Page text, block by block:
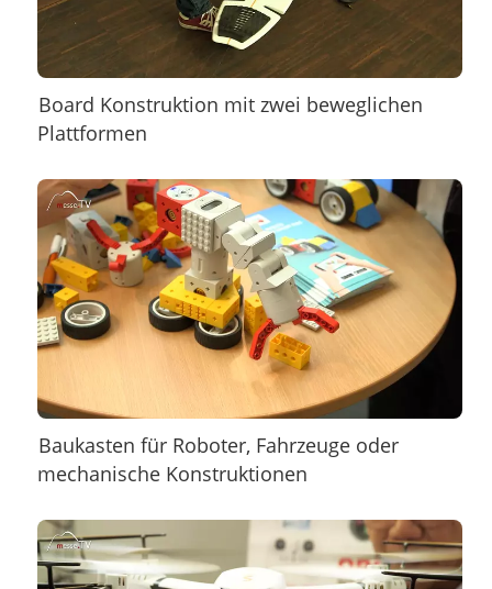
Board Konstruktion mit zwei beweglichen
Plattformen
Baukasten für Roboter, Fahrzeuge oder
mechanische Konstruktionen